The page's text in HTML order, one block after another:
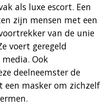
als luxe escort. Een
zijn mensen met een
van de unie
voert geregeld
Ook
deelneemster de
een masker om zichzelf